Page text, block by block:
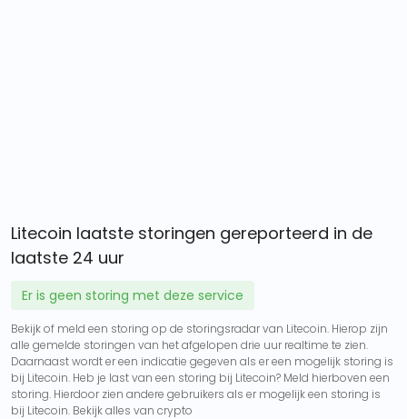
Litecoin laatste storingen gereporteerd in de
laatste 24 uur
Er is geen storing met deze service
Bekijk of meld een storing op de storingsradar van Litecoin. Hierop zijn
alle gemelde storingen van het afgelopen drie uur realtime te zien.
Daarnaast wordt er een indicatie gegeven als er een mogelijk storing is
bij Litecoin. Heb je last van een storing bij Litecoin? Meld hierboven een
storing. Hierdoor zien andere gebruikers als er mogelijk een storing is
bij Litecoin. Bekijk alles van crypto